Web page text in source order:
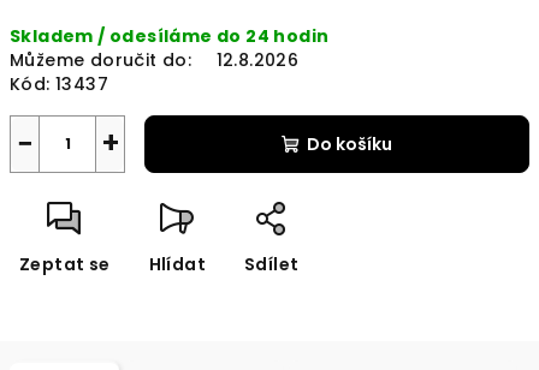
cena:
Skladem / odesíláme do 24 hodin
Můžeme doručit do:
12.8.2026
Kód: 13437
+
− Do košíku
Zeptat se Hlídat Sdílet